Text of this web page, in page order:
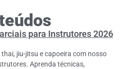
para Instrutores 2026
jiu-jitsu e capoeira com nosso
Aprenda técnicas,